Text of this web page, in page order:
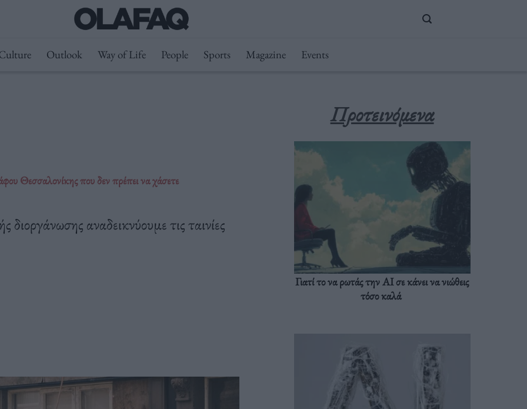
Outlook Way of Life People Sports Magazine Events
Θεσσαλονίκης που δεν πρέπει να χάσετε
διοργάνωσης αναδεικνύουμε τις ταινίες
Προτεινόμενα
Γιατί το να ρωτάς την AI σε κάνει να νιώθεις
τόσο καλά